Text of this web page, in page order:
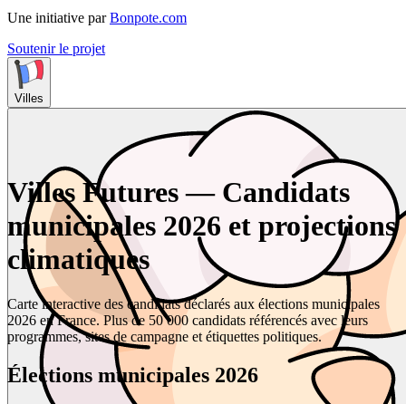
Une initiative par Bonpote.com
Soutenir le projet
Villes
Villes Futures — Candidats
municipales 2026 et projections
climatiques
Carte interactive des candidats déclarés aux élections municipales
2026 en France. Plus de 50 000 candidats référencés avec leurs
programmes, sites de campagne et étiquettes politiques.
Élections municipales 2026